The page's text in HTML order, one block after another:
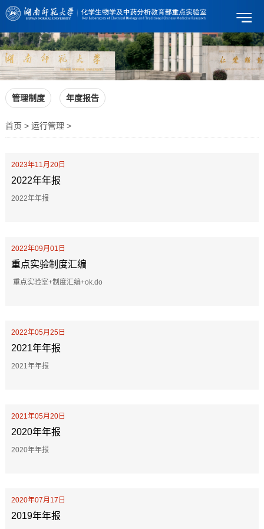
管理制度 年度报告
首页 > 运行管理 >
2023年11月20日
2022年年报
2022年年报
2022年09月01日
重点实验制度汇编
重点实验室+制度汇编+ok.do
2022年05月25日
2021年年报
2021年年报
2021年05月20日
2020年年报
2020年年报
2020年07月17日
2019年年报